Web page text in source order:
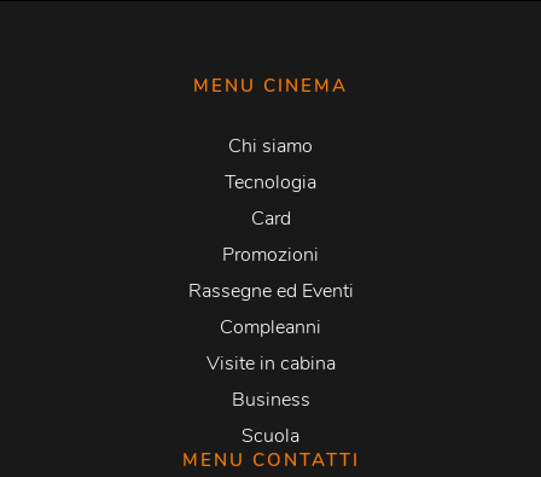
MENU CINEMA
Chi siamo
Tecnologia
Card
Promozioni
Rassegne ed Eventi
Compleanni
Visite in cabina
Business
Scuola
MENU CONTATTI